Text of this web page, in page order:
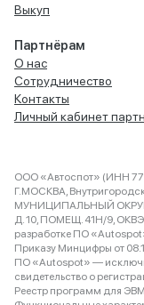
Выкуп
Партнёрам
О нас
Сотрудничество
Контакты
Личный кабинет
ООО «Автоспот» (ИНН
Г.МОСКВА,
МУНИЦИПАЛЬНЫЙ
Д. 10, ПОМЕЩ. 41Н/9,
разработке ПО
Приказу Минцифры от
ПО «Autospot» —
свидетельство о
Реестр программ для